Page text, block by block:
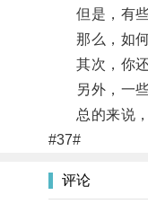
但是，有些
那么，如何
其次，你还
另外，一些
总的来说，
#37#
评论